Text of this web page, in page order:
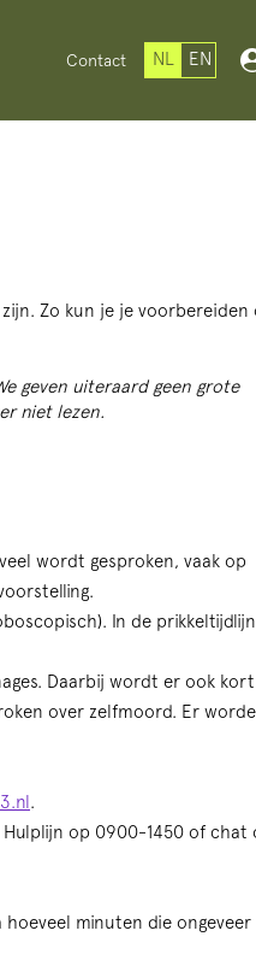
Contact NL EN
Zo kun je je voorbereiden
geven uiteraard geen grote
niet lezen.
wordt gesproken, vaak op
In de prikkeltijdlijn
Daarbij wordt er ook kort
over zelfmoord. Er
.
op 0900-1450 of chat
minuten die ongeveer